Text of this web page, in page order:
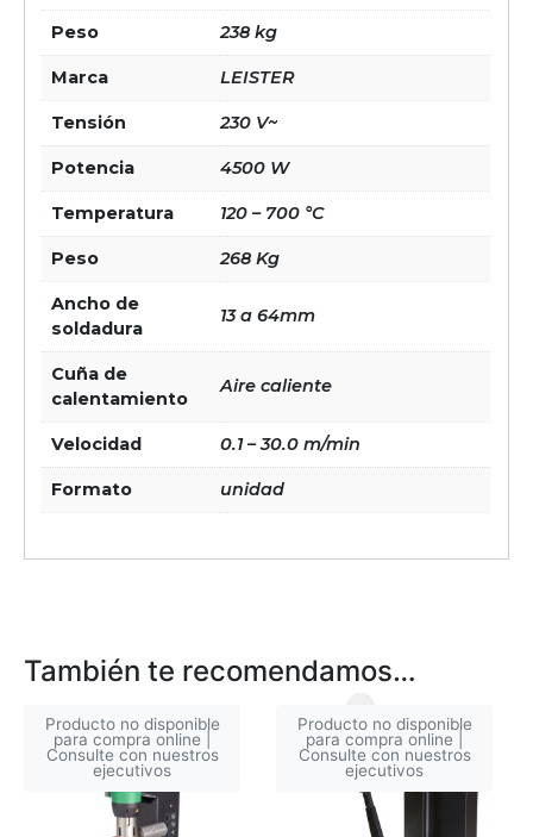
Peso 238 kg
Marca LEISTER
Tensión 230 V~
Potencia 4500 W
Temperatura 120 – 700 °C
Peso 268 Kg
Ancho de
soldadura
13 a 64mm
Cuña de
calentamiento
Aire caliente
Velocidad 0.1 – 30.0 m/min
Formato unidad
También te recomendamos…
Producto no disponible
para compra online |
Consulte con nuestros
ejecutivos
Producto no disponible
para compra online |
Consulte con nuestros
ejecutivos